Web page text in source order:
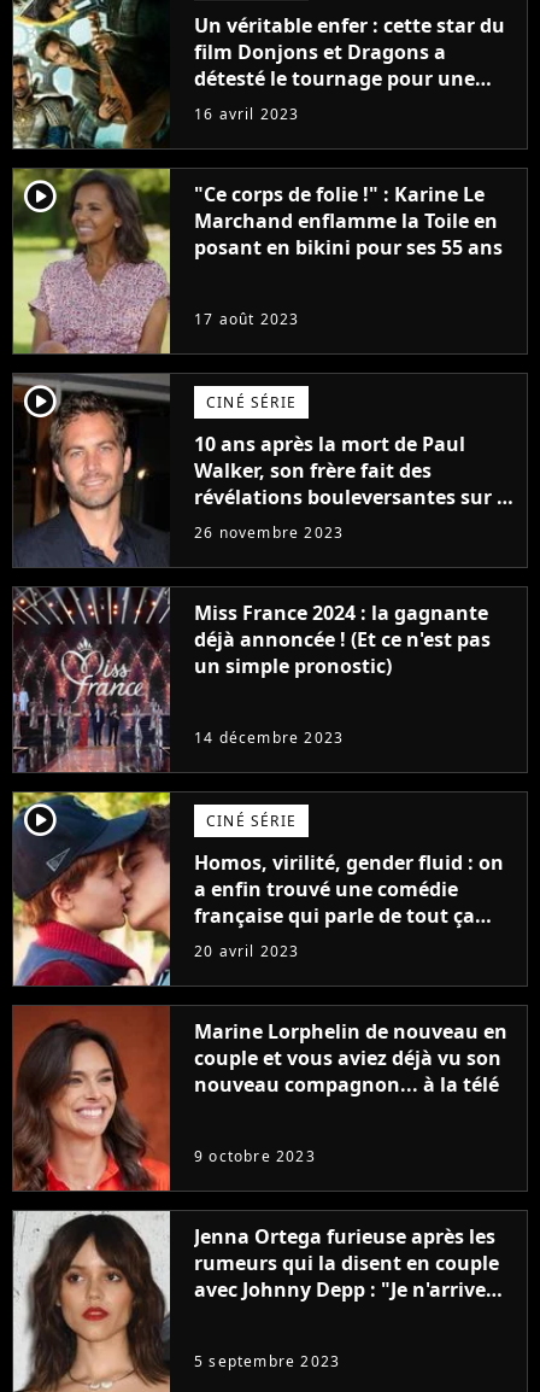
Un véritable enfer : cette star du
film Donjons et Dragons a
détesté le tournage pour une
raison très spéciale
16 avril 2023
player2
"Ce corps de folie !" : Karine Le
Marchand enflamme la Toile en
posant en bikini pour ses 55 ans
17 août 2023
player2 CINÉ SÉRIE
10 ans après la mort de Paul
Walker, son frère fait des
révélations bouleversantes sur la
réaction des acteurs de Fast and
26 novembre 2023
Miss France 2024 : la gagnante
déjà annoncée ! (Et ce n'est pas
un simple pronostic)
14 décembre 2023
player2 CINÉ SÉRIE
Homos, virilité, gender fluid : on
a enfin trouvé une comédie
française qui parle de tout ça
sans être super ringarde
20 avril 2023
Marine Lorphelin de nouveau en
couple et vous aviez déjà vu son
nouveau compagnon... à la télé
9 octobre 2023
Jenna Ortega furieuse après les
rumeurs qui la disent en couple
avec Johnny Depp : "Je n'arrive
5 septembre 2023